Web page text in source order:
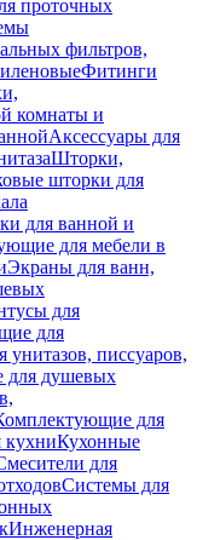
проточных
фильтров,
Фитинги
комнаты и
Аксессуары для
Шторки,
шторки для
для ванной и
для мебели в
Экраны для ванн,
для
для
писсуаров,
для душевых
для
кухниКухонные
для
Системы для
Инженерная